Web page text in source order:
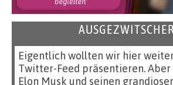
Eigentlich wollten wir hier
Twitter-Feed präsentieren. Aber
Elon Musk und seinen